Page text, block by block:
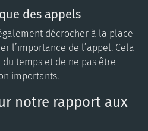
des appels
décrocher à la place
l’importance de l’appel. Cela
temps et de ne pas être
importants.
notre rapport aux